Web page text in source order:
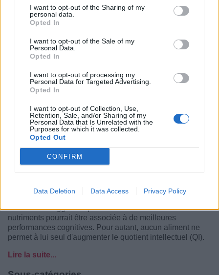
I want to opt-out of the Sharing of my
personal data.
Opted In
I want to opt-out of the Sale of my
Personal Data.
Opted In
I want to opt-out of processing my
Personal Data for Targeted Advertising.
Opted In
I want to opt-out of Collection, Use,
Retention, Sale, and/or Sharing of my
Personal Data that Is Unrelated with the
Purposes for which it was collected.
Opted Out
CONFIRM
Data Deletion Data Access Privacy Policy
meilleur développement du cerveau
chez les enfants
Catégorie :Nutrition
L'alimentation joue un rôle essentiel dans le
recherches suggèrent qu'une alimentation riche en
nutriments pourrait être associée à de meilleures
performances cognitives. Pour autant, aucun aliment ne
permet à lui seul d'augmenter le quotient intellectuel (QI).
Lire la suite...